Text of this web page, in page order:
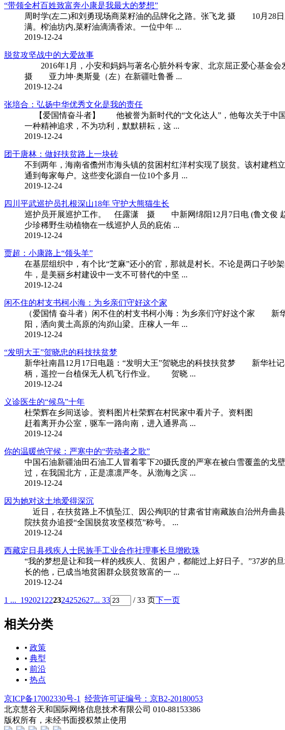
“带领全村百姓致富奔小康是我最大的梦想”
周时学(左二)和刘勇现场商菜籽油的品牌化之路。张飞龙 摄 10月28
满。榨油坊内,菜籽油滴滴香浓。一位中年 ...
2019-12-24
脱贫攻坚战中的大爱故事
2016年1月，小安和妈妈与著名心脏外科专家、北京屈正爱心基
摄 亚力坤·奥斯曼（左）在新疆吐鲁番 ...
2019-12-24
张培合：弘扬中华优秀文化是我的责任
【爱国情奋斗者】 他被誉为新时代的“文化达人”，他每次关于中国
一种精神追求，不为功利，默默耕耘，这 ...
2019-12-24
团干唐林：做好扶贫路上一块砖
不到两年，海南省儋州市海头镇的贫困村红洋村实现了脱贫。该村建档
通到每家每户。这些变化源自一位10个多月 ...
2019-12-24
四川平武巡护员扎根深山18年 守护大熊猫生长
巡护员开展巡护工作。 任露潇 摄 中新网绵阳12月7日电 (鲁文俊 赵
少珍稀野生动植物在一线巡护人员的庇佑 ...
2019-12-24
贾超：小康路上“领头羊”
在基层组织中，有个比“芝麻”还小的官，那就是村长。不论是两口子
牛，是美丽乡村建设中一支不可替代的中坚 ...
2019-12-24
闲不住的村支书柯小海：为乡亲们守好这个家
（爱国情 奋斗者）闲不住的村支书柯小海：为乡亲们守好这个家
阳，洒向黄土高原的沟峁山梁。庄稼人一年 ...
2019-12-24
“发明大王”贺晓忠的科技扶贫梦
新华社南昌12月17日电题：“发明大王”贺晓忠的科技扶贫梦 新华社
柄，遥控一台植保无人机飞行作业。 贺晓 ...
2019-12-24
义诊医生的“候鸟”十年
杜荣辉在乡间送诊。资料图片杜荣辉在村民家中看片子。资料图
赶着离开办公室，驱车一路向南，进入通界高 ...
2019-12-24
你的温暖他守候：严寒中的“劳动者之歌”
中国石油新疆油田石油工人冒着零下20摄氏度的严寒在被白雪覆盖的
过，在我国北方，正是凛凛严冬。从渤海之滨 ...
2019-12-24
因为她对这土地爱得深沉
近日，在扶贫路上不慎坠江、因公殉职的甘肃省甘南藏族自治州舟曲
院扶贫办追授“全国脱贫攻坚模范”称号。 ...
2019-12-24
西藏定日县残疾人士民族手工业合作社理事长旦增欧珠
“我的梦想是让和我一样的残疾人、贫困户，都能过上好日子。”37岁的
长的他，已成当地贫困群众脱贫致富的一 ...
2019-12-24
1 ... 192021 222324252627... 33 / 33 页下一页
相关分类
• 政策
• 典型
• 前沿
• 热点
京ICP备17002330号-1
经营许可证编号：京B2-20180053
北京慧谷天和国际网络信息技术有限公司 010-88153386
版权所有，未经书面授权禁止使用